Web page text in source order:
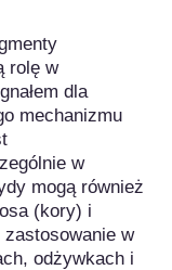
rolę w
dla
mechanizmu
w
mogą również
(kory) i
w
odżywkach i